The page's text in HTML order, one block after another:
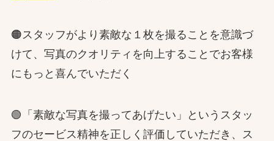
🟠スタッフがより素敵な１枚を撮ることを意識づ
けて、写真のクオリティを向上することでお客様
にもっと喜んでいただく
🟢「素敵な写真を撮ってあげたい」というスタッ
フのセービス精神を正しく評価していただき、ス